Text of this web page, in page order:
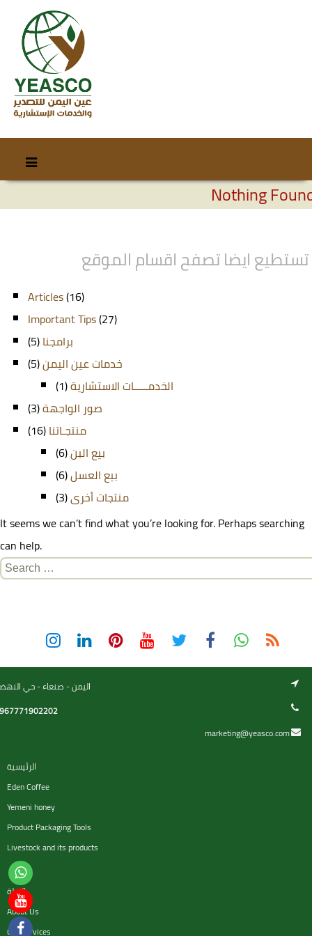
content
Nothing
تستطيع ايضا تصفح اقسام الموقع
Articles(16)
Important Tips(27)
برامجنا(5)
خدمات عين اليمن(5)
الخدمـــــات الاستشارية(1)
صور الواجهة(3)
منتجـاتنا(16)
بيع البن(6)
بيع العسل(6)
منتجات أخرى(3)
It seems we can’t find what you’re looking for. Perhaps searching
can help.
Search
اليمن - صنعاء - حي
marketing@yeasco.com
الرئيسية
Eden Coffee
Yemeni honey
Product Packaging Tools
Livestock and its products
السلة
About Us
Our services